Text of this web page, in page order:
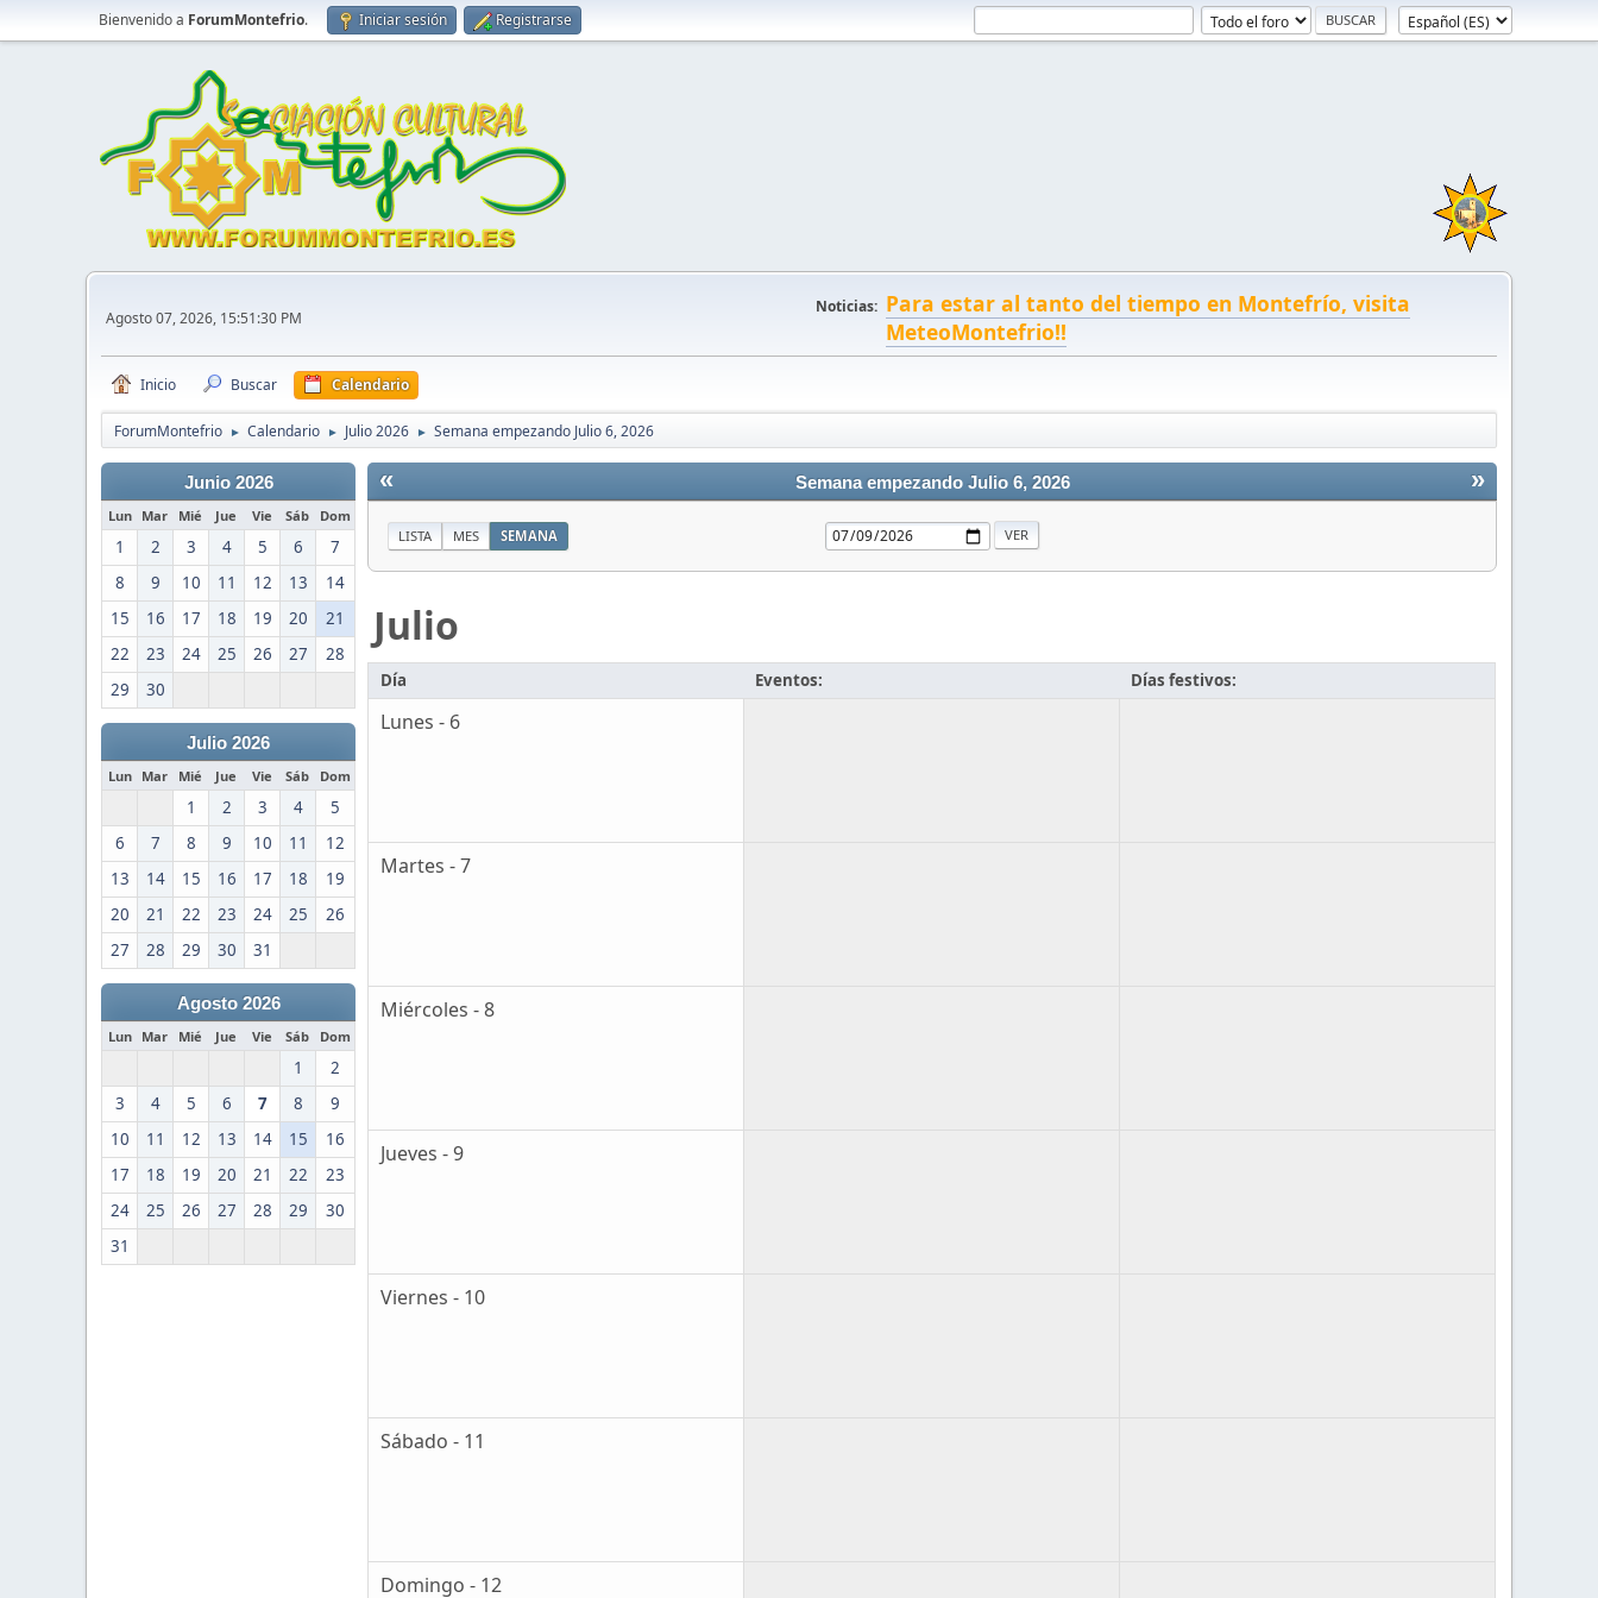
Bienvenido a ForumMontefrio. Iniciar sesión Registrarse
Agosto 07, 2026, 15:51:30 PM
Noticias: Para estar al tanto del tiempo en Montefrío, visita
MeteoMontefrio!!
Inicio Buscar Calendario
ForumMontefrio ► Calendario ► Julio 2026 ► Semana empezando Julio 6, 2026
Junio 2026
Lun Mar Mié Jue Vie Sáb Dom
1 2 3 4 5 6
7
8
9 10 11 12 13
14
15
16 17 18 19 20
21
22
23 24 25 26 27
28
29
30
Julio 2026
Lun Mar Mié Jue Vie Sáb Dom
1 2 3 4
5
6
7 8 9 10 11
12
13
14 15 16 17 18
19
20
21 22 23 24 25
26
27
28 29 30 31
Agosto 2026
Lun Mar Mié Jue Vie Sáb Dom
1
2
3
4 5 6 7 8
9
10
11 12 13 14 15
16
17
18 19 20 21 22
23
24
25 26 27 28 29
30
31
« »
Semana empezando Julio 6, 2026
LISTA MES SEMANA
Julio
Día Eventos: Días festivos:
Lunes - 6
Martes - 7
Miércoles - 8
Jueves - 9
Viernes - 10
Sábado - 11
Domingo - 12